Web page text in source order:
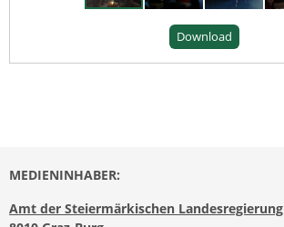
Download
MEDIENINHABER:
Amt der Steiermärkischen Landesregierung